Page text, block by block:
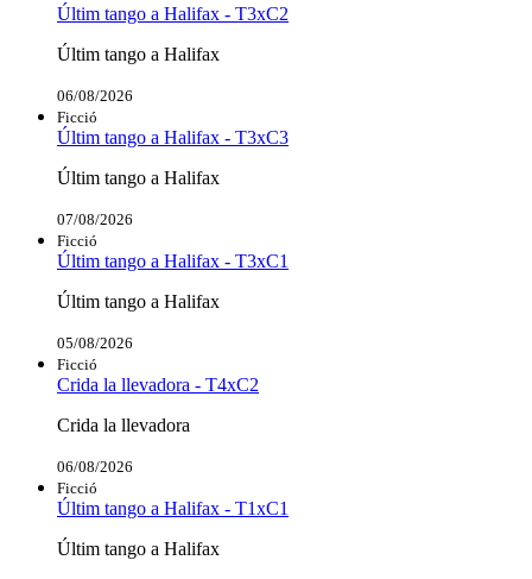
Últim tango a Halifax - T3xC2
Últim tango a Halifax
06/08/2026
Ficció
Últim tango a Halifax - T3xC3
Últim tango a Halifax
07/08/2026
Ficció
Últim tango a Halifax - T3xC1
Últim tango a Halifax
05/08/2026
Ficció
Crida la llevadora - T4xC2
Crida la llevadora
06/08/2026
Ficció
Últim tango a Halifax - T1xC1
Últim tango a Halifax